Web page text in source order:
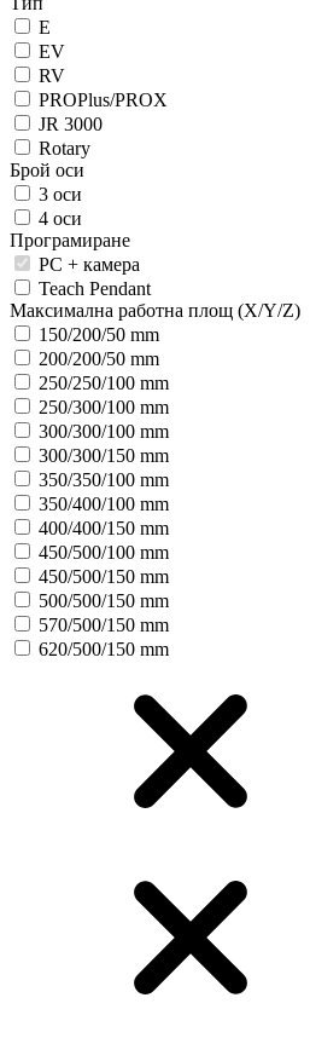
E
EV
RV
PROPlus/PROX
JR 3000
Rotary
Брой оси
3 оси
4 оси
Програмиране
PC + камера
Teach Pendant
Максимална работна площ (X/Y/Z)
150/200/50 mm
200/200/50 mm
250/250/100 mm
250/300/100 mm
300/300/100 mm
300/300/150 mm
350/350/100 mm
350/400/100 mm
400/400/150 mm
450/500/100 mm
450/500/150 mm
500/500/150 mm
570/500/150 mm
620/500/150 mm